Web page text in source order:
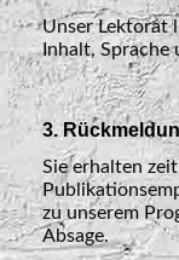
Unser Lektorat
Inhalt, Sprache
3.
Sie erhalten
zu unserem
Absage.